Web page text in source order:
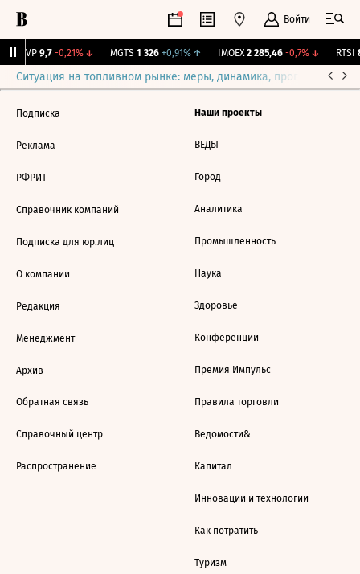
Войти
BISVP 9,7 -0,21%↓ MGTS 1 326 +0,91%↑ IMOEX 2 285,46 -0,7%↓ RTSI
Ситуация на топливном рынке: меры, динамика, прогнозы
Подписка
Реклама
РФРИТ
Справочник компаний
Подписка для юр.лиц
О компании
Редакция
Менеджмент
Архив
Обратная связь
Справочный центр
Распространение
Наши проекты
ВЕДЫ
Город
Аналитика
Промышленность
Наука
Здоровье
Конференции
Премия Импульс
Правила торговли
Ведомости&
Капитал
Инновации и технологии
Как потратить
Туризм